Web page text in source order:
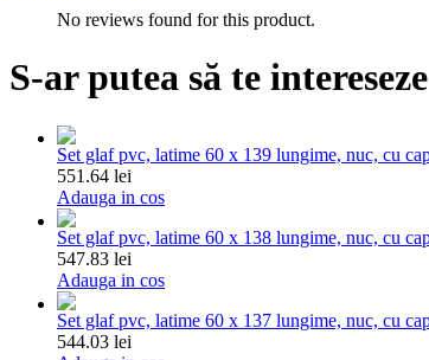
No reviews found for this product.
S-ar putea să te
Set glaf pvc, latime 60 x 139 lungime, nuc, cu
551.64 lei
Adauga in cos
Set glaf pvc, latime 60 x 138 lungime, nuc, cu
547.83 lei
Adauga in cos
Set glaf pvc, latime 60 x 137 lungime, nuc, cu
544.03 lei